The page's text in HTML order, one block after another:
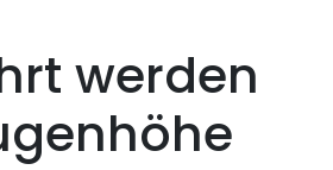
werden